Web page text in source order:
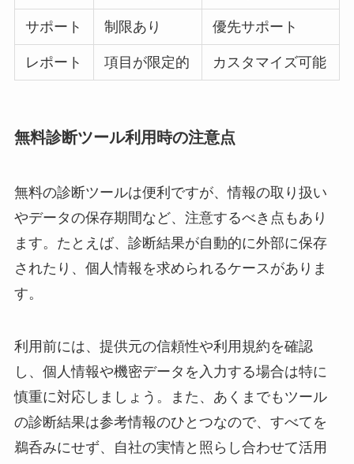
サポート 制限あり 優先サポート
レポート 項目が限定的 カスタマイズ可能
無料診断ツール利用時の注意点
無料の診断ツールは便利ですが、情報の取り扱い
やデータの保存期間など、注意するべき点もあり
ます。たとえば、診断結果が自動的に外部に保存
されたり、個人情報を求められるケースがありま
す。
利用前には、提供元の信頼性や利用規約を確認
し、個人情報や機密データを入力する場合は特に
慎重に対応しましょう。また、あくまでもツール
の診断結果は参考情報のひとつなので、すべてを
鵜呑みにせず、自社の実情と照らし合わせて活用